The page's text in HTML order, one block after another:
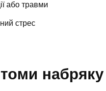
або травми
стрес
набряку